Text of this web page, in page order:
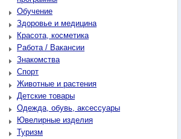
Обучение
Здоровье и медицина
Красота, косметика
Работа / Вакансии
Знакомства
Спорт
Животные и растения
Детские товары
Одежда, обувь, аксессуары
Ювелирные изделия
Туризм